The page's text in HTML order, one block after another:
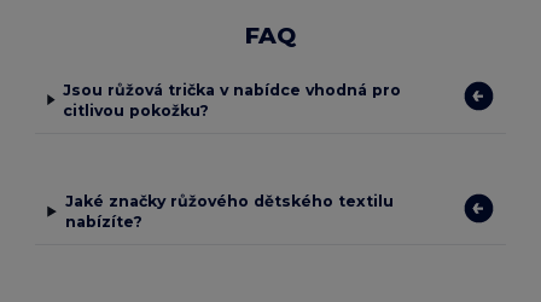
FAQ
Jsou růžová trička v nabídce vhodná pro
citlivou pokožku?
Jaké značky růžového dětského textilu
nabízíte?